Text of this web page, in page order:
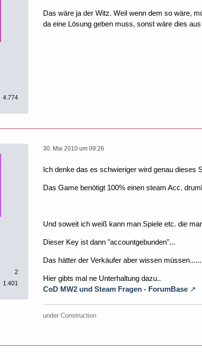
4.774
Das wäre ja der Witz. Weil wenn dem so wäre,
da eine Lösung geben muss, sonst wäre dies
2
1.401
30. Mai 2010 um 09:26
Ich denke das es schwieriger wird genau dieses
Das Game benötigt 100% einen steam Acc.
Und soweit ich weiß kann man Spiele etc. die
Dieser Key ist dann "accountgebunden"...
Das hätter der Verkäufer aber wissen
Hier gibts mal ne Unterhaltung dazu..
CoD MW2 und Steam Fragen - ForumBase
under Construction